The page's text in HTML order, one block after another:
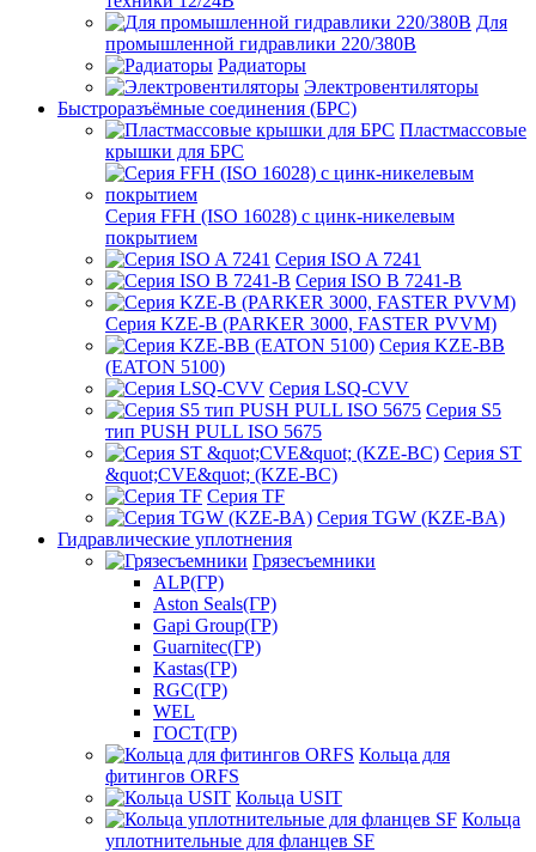
Для
промышленной гидравлики 220/380В
Радиаторы
Электровентиляторы
Быстроразъёмные соединения (БРС)
Пластмассовые
крышки для БРС
Серия FFH (ISO 16028) с цинк-никелевым
покрытием
Серия ISO A 7241
Серия ISO B 7241-B
Серия KZE-B (PARKER 3000, FASTER PVVM)
Серия KZE-BB
(EATON 5100)
Серия LSQ-CVV
Серия S5
тип PUSH PULL ISO 5675
Серия ST
&quot;CVE&quot; (KZE-BC)
Серия TF
Серия TGW (KZE-BA)
Гидравлические уплотнения
Грязесъемники
ALP(ГР)
Aston Seals(ГР)
Gapi Group(ГР)
Guarnitec(ГР)
Kastas(ГР)
RGC(ГР)
WEL
ГОСТ(ГР)
Кольца для
фитингов ORFS
Кольца USIT
Кольца
уплотнительные для фланцев SF